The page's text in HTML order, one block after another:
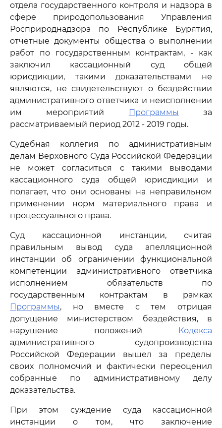
отдела государственного контроля и надзора в
сфере природопользования Управления
Росприроднадзора по Республике Бурятия,
отчетные документы общества о выполнении
работ по государственным контрактам, - как
заключил кассационный суд общей
юрисдикции, такими доказательствами не
являются, не свидетельствуют о бездействии
административного ответчика и неисполнении
им мероприятий
Программы за
рассматриваемый период 2012 - 2019 годы.
Судебная коллегия по административным
делам Верховного Суда Российской Федерации
не может согласиться с такими выводами
кассационного суда общей юрисдикции и
полагает, что они основаны на неправильном
применении норм материального права и
процессуального права.
Суд кассационной инстанции, считая
правильным вывод суда апелляционной
инстанции об ограничении функциональной
компетенции административного ответчика
исполнением обязательств по
государственным контрактам в рамках
Программы, но вместе с тем отрицая
допущение министерством бездействия, в
нарушение положений
Кодекса
административного судопроизводства
Российской Федерации вышел за пределы
своих полномочий и фактически переоценил
собранные по административному делу
доказательства.
При этом суждение суда кассационной
инстанции о том, что заключение